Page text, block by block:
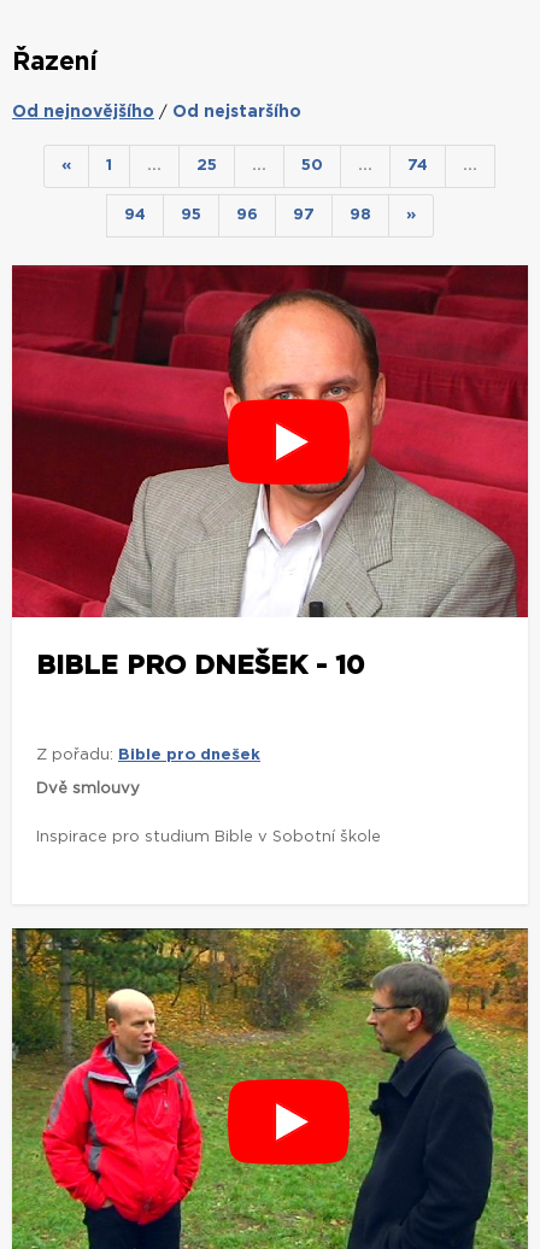
Řazení
Od nejnovějšího / Od nejstaršího
« 1 … 25 … 50 … 74 …
94 95 96 97 98 »
BIBLE PRO DNEŠEK - 10
Z pořadu: Bible pro dnešek
Dvě smlouvy
Inspirace pro studium Bible v Sobotní škole